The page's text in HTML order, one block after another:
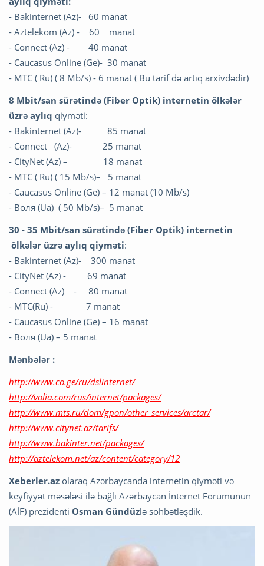
- Bakinternet (Az)- 60 manat
- Aztelekom (Az) - 60 manat
- Connect (Az) - 40 manat
- Caucasus Online (Ge)- 30 manat
- MTC ( Ru) ( 8 Mb/s) - 6 manat ( Bu tarif də artıq arxivdədir)
8 Mbit/san sürətində (Fiber Optik) internetin ölkələr
üzrə aylıq qiyməti:
- Bakinternet (Az)- 85 manat
- Connect (Az)- 25 manat
- CityNet (Az) – 18 manat
- MTC ( Ru) ( 15 Mb/s)– 5 manat
- Caucasus Online (Ge) – 12 manat (10 Mb/s)
- Воля (Ua) ( 50 Mb/s)– 5 manat
30 - 35 Mbit/san sürətində (Fiber Optik) internetin
ölkələr üzrə aylıq qiyməti:
- Bakinternet (Az)- 300 manat
- CityNet (Az) - 69 manat
- Connect (Az) - 80 manat
- MTC(Ru) - 7 manat
- Caucasus Online (Ge) – 16 manat
- Воля (Ua) – 5 manat
Mənbələr :
http://www.co.ge/ru/dslinternet/
http://volia.com/rus/internet/packages/
http://www.mts.ru/dom/gpon/other_services/arctar/
http://www.citynet.az/tarifs/
http://www.bakinter.net/packages/
http://aztelekom.net/az/content/category/12
Xeberler.az olaraq Azərbaycanda internetin qiyməti və
keyfiyyət məsələsi ilə bağlı Azərbaycan İnternet Forumunun
(AİF) prezidenti Osman Gündüzlə söhbətləşdik.